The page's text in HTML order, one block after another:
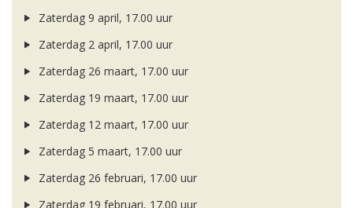
Zaterdag 9 april, 17.00 uur
Zaterdag 2 april, 17.00 uur
Zaterdag 26 maart, 17.00 uur
Zaterdag 19 maart, 17.00 uur
Zaterdag 12 maart, 17.00 uur
Zaterdag 5 maart, 17.00 uur
Zaterdag 26 februari, 17.00 uur
Zaterdag 19 februari, 17.00 uur